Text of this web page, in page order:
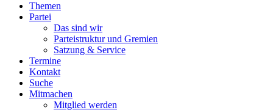
Themen
Partei
Das sind wir
Parteistruktur und Gremien
Satzung & Service
Termine
Kontakt
Suche
Mitmachen
Mitglied werden